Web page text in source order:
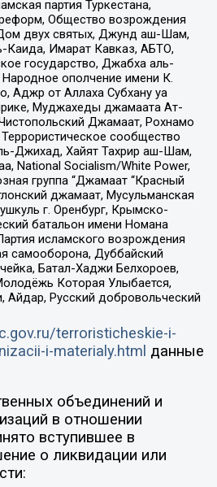
партия Туркестана,
Общество возрождения
двух святых, Джунд аш-Шам,
Каида, Имарат Кавказ, АБТО,
государство, Джабха аль-
ополчение имени К.
Аджр от Аллаха Субхану уа
Муджахеды джамаата Ат-
Джамаат, Рохнамо
сообщество
Джихад, Хайят Тахрир аш-Шам,
National Socialism/White Power,
группа “Джамаат “Красный
джамаат, Мусульманская
г. Оренбург, Крымско-
батальон имени Номана
исламского возрождения
самооборона, Дуббайский
Батал-Хаджи Белхороев,
Которая Улыбается,
Айдар, Русский добровольческий
terroristicheskie-i-
i-materialy.html данные
объединений и
в отношении
вступившее в
о ликвидации или